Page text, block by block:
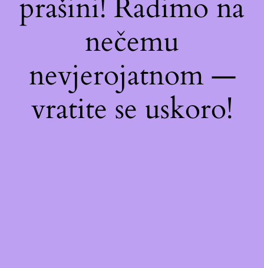
prašini! Radimo na
nečemu
nevjerojatnom —
vratite se uskoro!